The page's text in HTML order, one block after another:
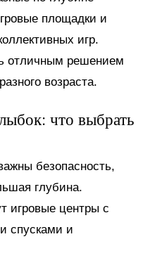
площадки и
игр.
отличным решением
возраста.
что выбрать
безопасность,
глубина.
игровые центры с
спусками и